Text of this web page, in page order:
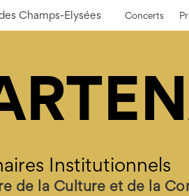
Champs-Elysées Concerts
Institutionnels
de la Culture et de la